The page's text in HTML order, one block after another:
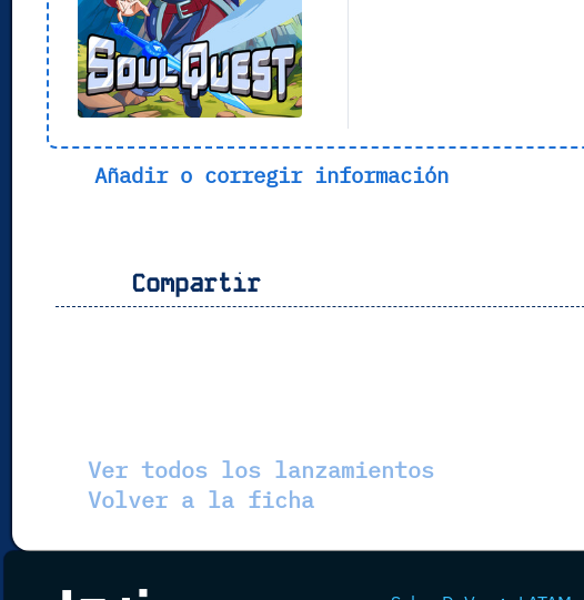
Añadir o corregir información
Compartir
Ver todos los lanzamientos
Volver a la ficha